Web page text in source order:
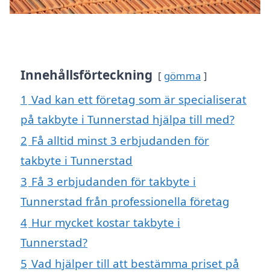
Innehållsförteckning gömma
1 Vad kan ett företag som är specialiserat
på takbyte i Tunnerstad hjälpa till med?
2 Få alltid minst 3 erbjudanden för
takbyte i Tunnerstad
3 Få 3 erbjudanden för takbyte i
Tunnerstad från professionella företag
4 Hur mycket kostar takbyte i
Tunnerstad?
5 Vad hjälper till att bestämma priset på